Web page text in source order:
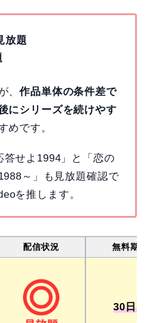
放題
、作品単体の条件差で
にシリーズを続けやす
めです。
せよ1994」と「恋の
～」も見放題確認で
を推します。
配信状況 無料期
30日